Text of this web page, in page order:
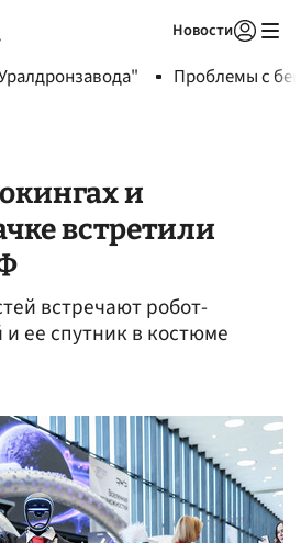
Новости
Проблемы с
и
встретили
встречают робот-
ее спутник в костюме